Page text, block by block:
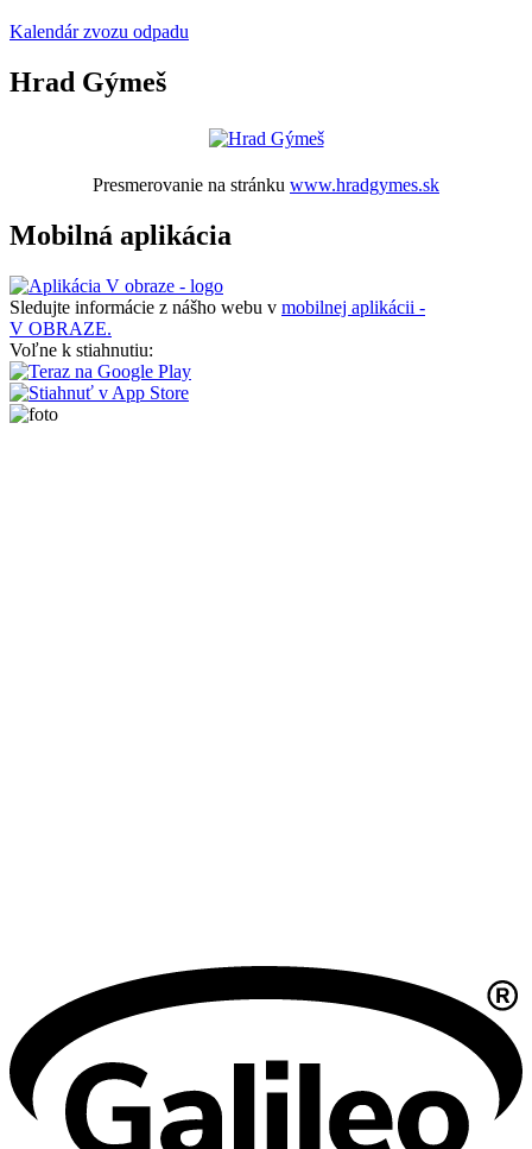
Kalendár zvozu odpadu
Hrad Gýmeš
Presmerovanie na stránku www.hradgymes.sk
Mobilná aplikácia
Sledujte informácie z nášho webu v mobilnej aplikácii -
V OBRAZE.
Voľne k stiahnutiu: